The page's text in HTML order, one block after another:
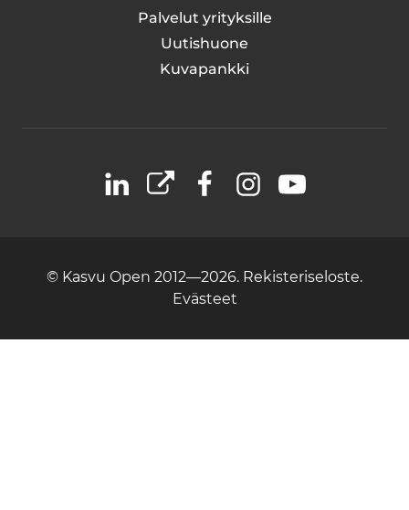
Palvelut yrityksille
Uutishuone
Kuvapankki
LinkedIn
X FacebookInstagramYouTube
© Kasvu Open 2012—2026. Rekisteriseloste.
Evästeet